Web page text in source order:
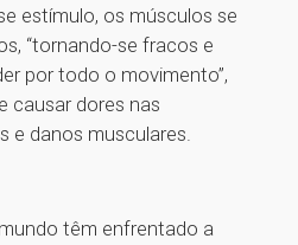
estímulo, os músculos se
“tornando-se fracos e
por todo o movimento”,
causar dores nas
e danos musculares.
têm enfrentado a